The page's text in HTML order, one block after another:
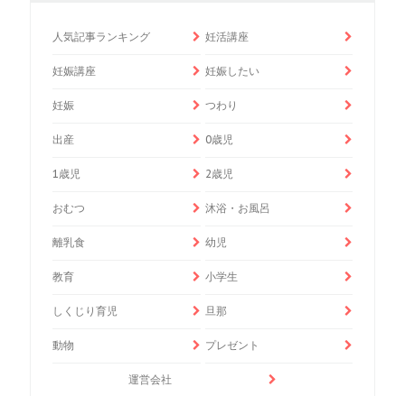
人気記事ランキング 妊活講座
妊娠講座 妊娠したい
妊娠 つわり
出産 0歳児
1歳児 2歳児
おむつ 沐浴・お風呂
離乳食 幼児
教育 小学生
しくじり育児 旦那
動物 プレゼント
運営会社